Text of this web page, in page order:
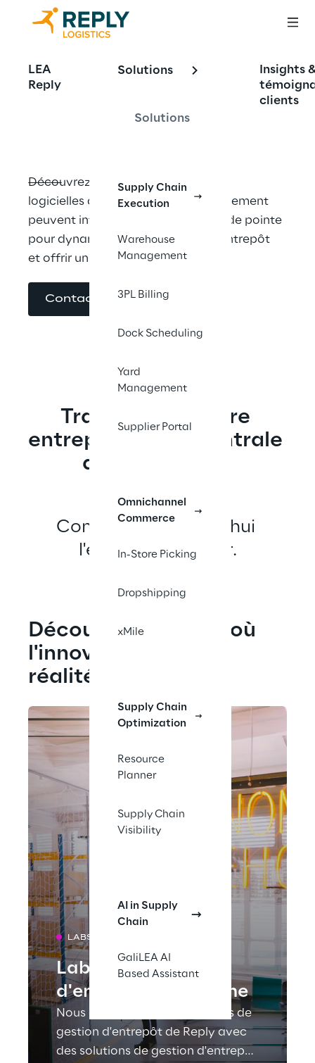
LEA
Reply
Solutions
Solutions
Supply Chain
Execution
Warehouse
Management
3PL Billing
Dock Scheduling
Yard
Management
Supplier Portal
Omnichannel
Commerce
In-Store Picking
Dropshipping
xMile
Supply Chain
Optimization
Resource
Planner
Supply Chain
Visibility
AI in Supply
Chain
GaliLEA AI
Based Assistant
Insights
clients
Technologies de
pointe
Découvrez comment nos solutions
logicielles de chaîne d'approvisionnement
peuvent intégrer des technologies de pointe
pour dynamiser vos opérations d'entrepôt
et offrir un avantage concurrentiel.
Contactez-nous
Transformez votre
entrepôt en une centrale
d'efficacité et
Construisez aujourd'hui
l'entrepôt du futur.
Découvrez Area42, où
l'innovation devient
réalité
LABS
Laboratoire
d'entrepôt autonome
Nous intégrons les plateformes de
gestion d'entrepôt de Reply avec
des solutions de gestion d'entrepôt